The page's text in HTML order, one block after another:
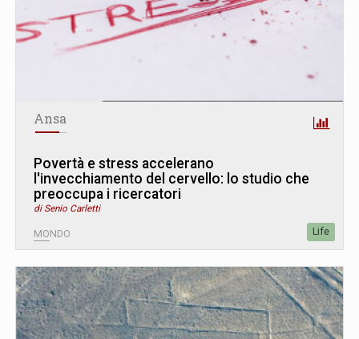
Ansa
Povertà e stress accelerano
l'invecchiamento del cervello: lo studio che
preoccupa i ricercatori
di Senio Carletti
MONDO Life